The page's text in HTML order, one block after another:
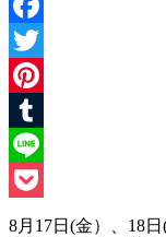
Facebook
Twitter
Pinterest
Tumblr
Line
Pocket
8月17日(金）、18